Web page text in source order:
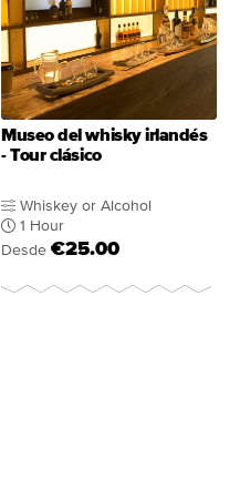
Museo del whisky irlandés
- Tour clásico
Whiskey or Alcohol
1 Hour
Desde €25.00